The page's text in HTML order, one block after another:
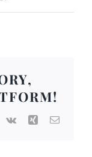
Vk Xing E-